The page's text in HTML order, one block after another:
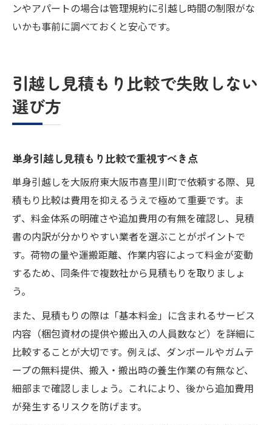
ンやアパートの場合は管理規約に引越し時間の制限がな
いかも事前に調べておくと安心です。
引越し見積もり比較で失敗しない
選び方
単身引越し見積もり比較で重視すべき点
単身引越しを大阪府東大阪市喜里川町で依頼する際、見
積もり比較は費用を抑えるうえで極めて重要です。ま
ず、料金体系の明確さや追加費用の有無を確認し、見積
書の内訳が分かりやすい業者を選ぶことがポイントで
す。荷物の量や運搬距離、作業内容によって料金が変動
するため、同条件で複数社から見積もりを取りましょ
う。
また、見積もりの際は「基本料金」に含まれるサービス
内容（梱包資材の提供や搬出入の人員数など）を詳細に
比較することが大切です。例えば、ダンボールやガムテ
ープの無料提供、搬入・搬出時の養生作業の有無など、
細部まで確認しましょう。これにより、後から追加費用
が発生するリスクを防げます。